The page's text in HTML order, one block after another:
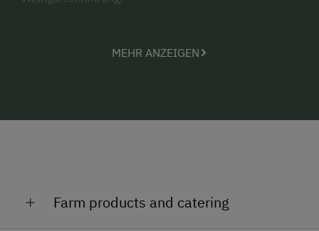
frisches Obst und Gemüse aus dem eigenen Garten.
Derruhige Innenhofmit der schattigen Laube lädt
befinden sich im ersten Stock und verfügen teilweise
MEHR ANZEIGEN
Farm products and catering